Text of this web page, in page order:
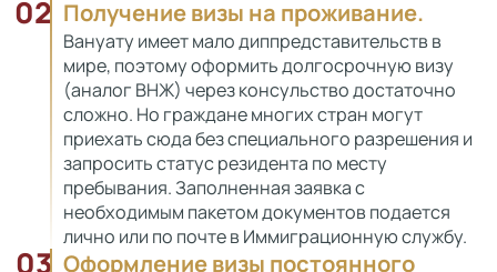
02 Получение визы на проживание.
Вануату имеет мало диппредставительств в
мире, поэтому оформить долгосрочную визу
(аналог ВНЖ) через консульство достаточно
сложно. Но граждане многих стран могут
приехать сюда без специального разрешения и
запросить статус резидента по месту
пребывания. Заполненная заявка с
необходимым пакетом документов подается
лично или по почте в Иммиграционную службу.
03 Оформление визы постоянного